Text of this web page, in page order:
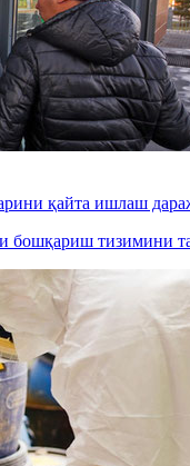
қайта ишлаш
бошқариш тизимини